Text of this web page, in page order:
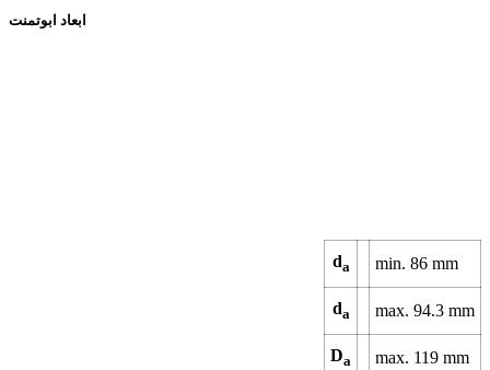
ابعاد ابوتمنت
da min. 86 mm
da max. 94.3 mm
Da max. 119 mm